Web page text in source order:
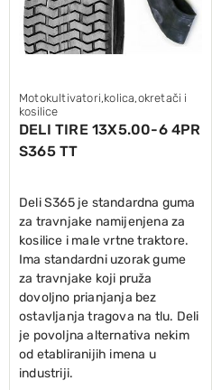
Motokultivatori,kolica,okretači i
kosilice
DELI TIRE 13X5.00-6 4PR
S365 TT
Deli S365 je standardna guma
za travnjake namijenjena za
kosilice i male vrtne traktore.
Ima standardni uzorak gume
za travnjake koji pruža
dovoljno prianjanja bez
ostavljanja tragova na tlu. Deli
je povoljna alternativa nekim
od etabliranijih imena u
industriji.